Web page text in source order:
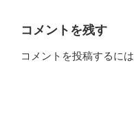
コメントを残す
コメントを投稿するには